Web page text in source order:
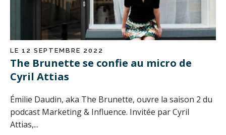
LE 12 SEPTEMBRE 2022
The Brunette se confie au micro de
Cyril Attias
Émilie Daudin, aka The Brunette, ouvre la saison 2 du
podcast Marketing & Influence. Invitée par Cyril
Attias,...